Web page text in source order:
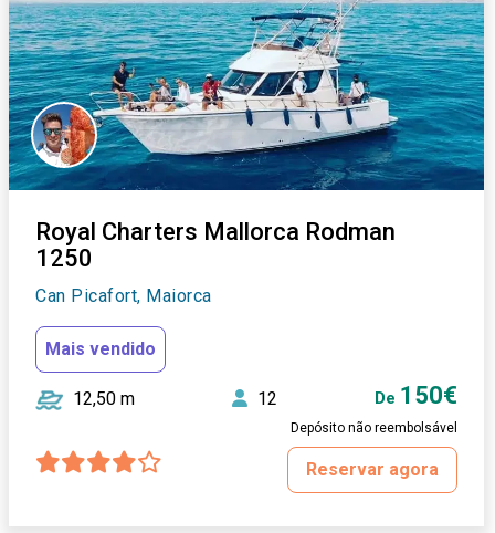
Royal Charters Mallorca Rodman
1250
Can Picafort, Maiorca
Mais vendido
12,50 m 12 De 150€
Depósito não reembolsável
Reservar agora